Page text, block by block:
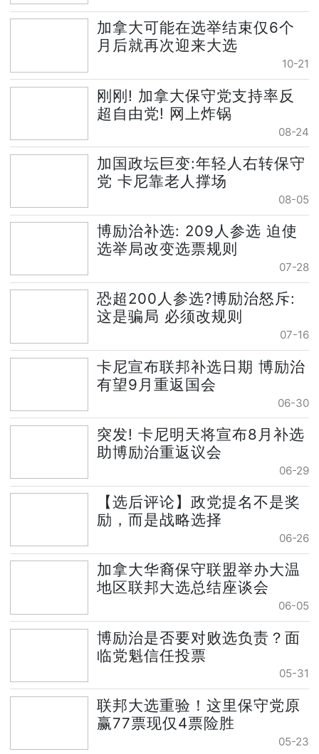
加拿大可能在选举结束仅6个
月后就再次迎来大选
10-21
刚刚! 加拿大保守党支持率反
超自由党! 网上炸锅
08-24
加国政坛巨变:年轻人右转保守
党 卡尼靠老人撑场
08-05
博励治补选: 209人参选 迫使
选举局改变选票规则
07-28
恐超200人参选?博励治怒斥:
这是骗局 必须改规则
07-16
卡尼宣布联邦补选日期 博励治
有望9月重返国会
06-30
突发! 卡尼明天将宣布8月补选
助博励治重返议会
06-29
【选后评论】政党提名不是奖
励，而是战略选择
06-26
加拿大华裔保守联盟举办大温
地区联邦大选总结座谈会
06-05
博励治是否要对败选负责？面
临党魁信任投票
05-31
联邦大选重验！这里保守党原
赢77票现仅4票险胜
05-23